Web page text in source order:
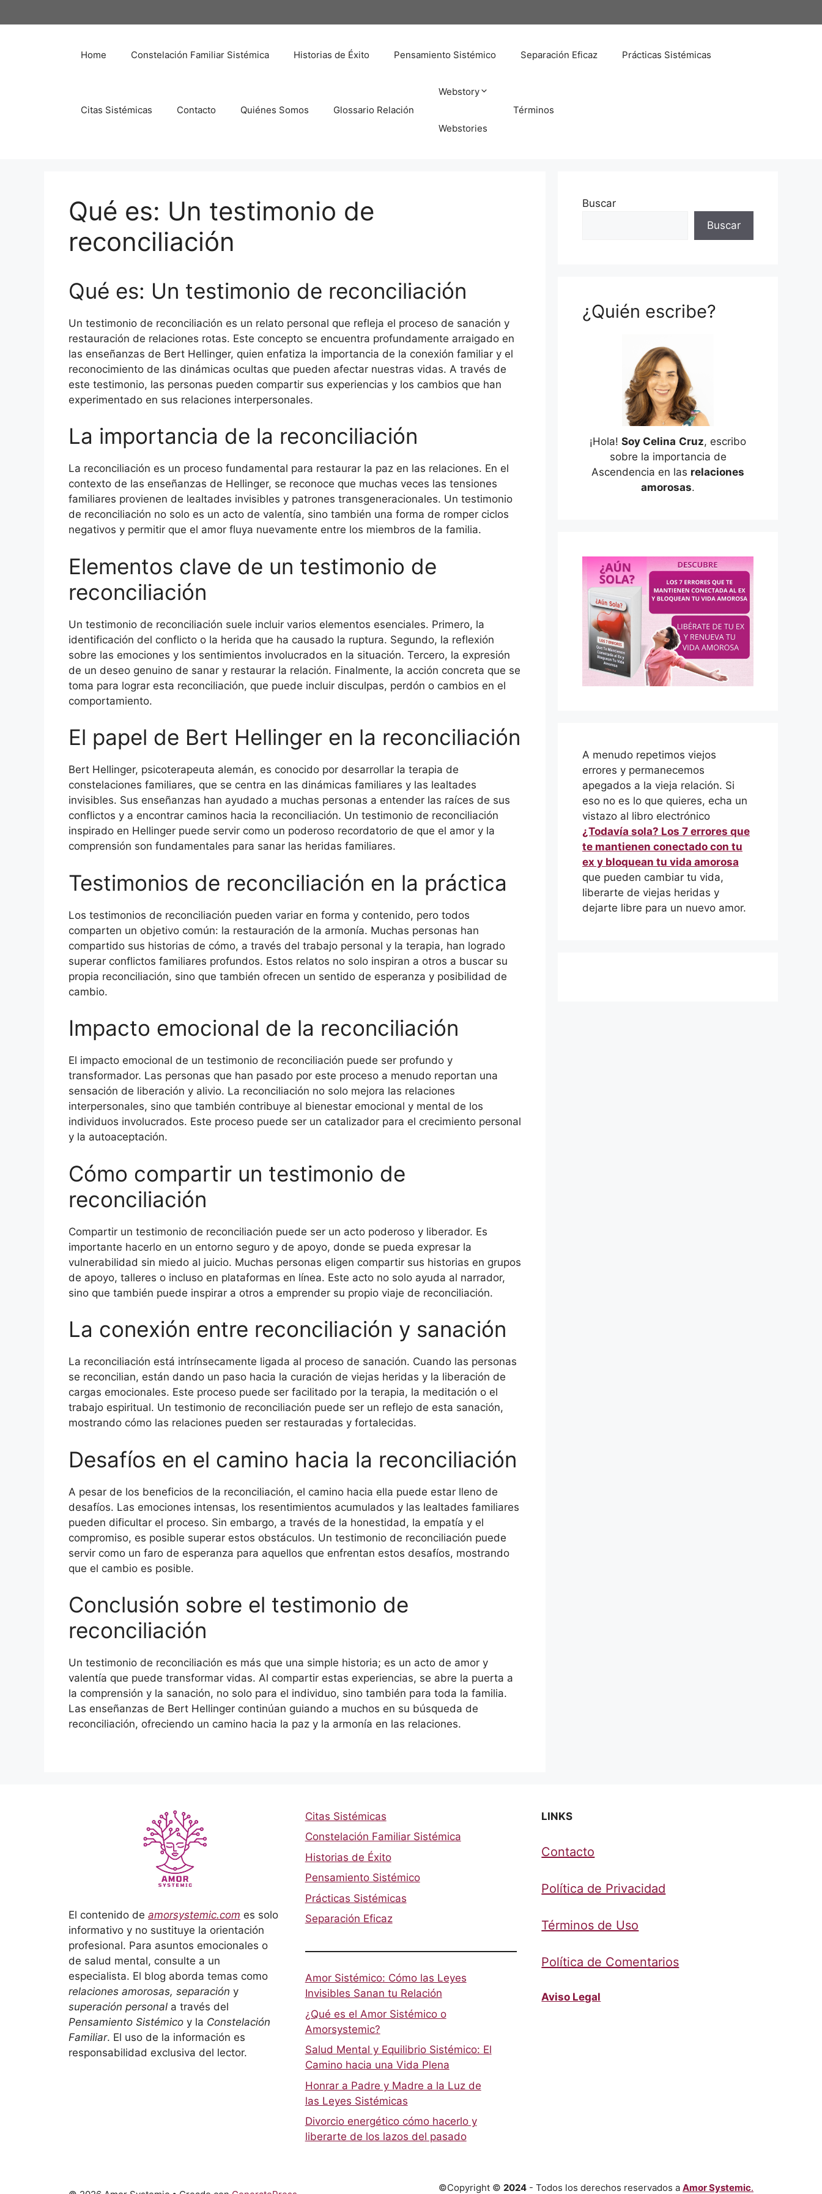
al
Home Constelación Familiar Sistémica Historias de Éxito Pensamiento Sistémico Separación Eficaz Prácticas Sistémicas
Citas Sistémicas Contacto Quiénes Somos Glossario Relación
Webstory
Webstories
Términos
Qué es: Un testimonio de
reconciliación
Qué es: Un testimonio de reconciliación
Un testimonio de reconciliación es un relato personal que refleja el proceso de sanación y
restauración de relaciones rotas. Este concepto se encuentra profundamente arraigado en
las enseñanzas de Bert Hellinger, quien enfatiza la importancia de la conexión familiar y el
reconocimiento de las dinámicas ocultas que pueden afectar nuestras vidas. A través de
este testimonio, las personas pueden compartir sus experiencias y los cambios que han
experimentado en sus relaciones interpersonales.
La importancia de la reconciliación
La reconciliación es un proceso fundamental para restaurar la paz en las relaciones. En el
contexto de las enseñanzas de Hellinger, se reconoce que muchas veces las tensiones
familiares provienen de lealtades invisibles y patrones transgeneracionales. Un testimonio
de reconciliación no solo es un acto de valentía, sino también una forma de romper ciclos
negativos y permitir que el amor fluya nuevamente entre los miembros de la familia.
Elementos clave de un testimonio de
reconciliación
Un testimonio de reconciliación suele incluir varios elementos esenciales. Primero, la
identificación del conflicto o la herida que ha causado la ruptura. Segundo, la reflexión
sobre las emociones y los sentimientos involucrados en la situación. Tercero, la expresión
de un deseo genuino de sanar y restaurar la relación. Finalmente, la acción concreta que se
toma para lograr esta reconciliación, que puede incluir disculpas, perdón o cambios en el
comportamiento.
El papel de Bert Hellinger en la reconciliación
Bert Hellinger, psicoterapeuta alemán, es conocido por desarrollar la terapia de
constelaciones familiares, que se centra en las dinámicas familiares y las lealtades
invisibles. Sus enseñanzas han ayudado a muchas personas a entender las raíces de sus
conflictos y a encontrar caminos hacia la reconciliación. Un testimonio de reconciliación
inspirado en Hellinger puede servir como un poderoso recordatorio de que el amor y la
comprensión son fundamentales para sanar las heridas familiares.
Testimonios de reconciliación en la práctica
Los testimonios de reconciliación pueden variar en forma y contenido, pero todos
comparten un objetivo común: la restauración de la armonía. Muchas personas han
compartido sus historias de cómo, a través del trabajo personal y la terapia, han logrado
superar conflictos familiares profundos. Estos relatos no solo inspiran a otros a buscar su
propia reconciliación, sino que también ofrecen un sentido de esperanza y posibilidad de
cambio.
Impacto emocional de la reconciliación
El impacto emocional de un testimonio de reconciliación puede ser profundo y
transformador. Las personas que han pasado por este proceso a menudo reportan una
sensación de liberación y alivio. La reconciliación no solo mejora las relaciones
interpersonales, sino que también contribuye al bienestar emocional y mental de los
individuos involucrados. Este proceso puede ser un catalizador para el crecimiento personal
y la autoaceptación.
Cómo compartir un testimonio de
reconciliación
Compartir un testimonio de reconciliación puede ser un acto poderoso y liberador. Es
importante hacerlo en un entorno seguro y de apoyo, donde se pueda expresar la
vulnerabilidad sin miedo al juicio. Muchas personas eligen compartir sus historias en grupos
de apoyo, talleres o incluso en plataformas en línea. Este acto no solo ayuda al narrador,
sino que también puede inspirar a otros a emprender su propio viaje de reconciliación.
La conexión entre reconciliación y sanación
La reconciliación está intrínsecamente ligada al proceso de sanación. Cuando las personas
se reconcilian, están dando un paso hacia la curación de viejas heridas y la liberación de
cargas emocionales. Este proceso puede ser facilitado por la terapia, la meditación o el
trabajo espiritual. Un testimonio de reconciliación puede ser un reflejo de esta sanación,
mostrando cómo las relaciones pueden ser restauradas y fortalecidas.
Desafíos en el camino hacia la reconciliación
A pesar de los beneficios de la reconciliación, el camino hacia ella puede estar lleno de
desafíos. Las emociones intensas, los resentimientos acumulados y las lealtades familiares
pueden dificultar el proceso. Sin embargo, a través de la honestidad, la empatía y el
compromiso, es posible superar estos obstáculos. Un testimonio de reconciliación puede
servir como un faro de esperanza para aquellos que enfrentan estos desafíos, mostrando
que el cambio es posible.
Conclusión sobre el testimonio de
reconciliación
Un testimonio de reconciliación es más que una simple historia; es un acto de amor y
valentía que puede transformar vidas. Al compartir estas experiencias, se abre la puerta a
la comprensión y la sanación, no solo para el individuo, sino también para toda la familia.
Las enseñanzas de Bert Hellinger continúan guiando a muchos en su búsqueda de
reconciliación, ofreciendo un camino hacia la paz y la armonía en las relaciones.
Buscar
Buscar
¿Quién escribe?
¡Hola! Soy Celina Cruz, escribo
sobre la importancia de
Ascendencia en las relaciones
amorosas.
A menudo repetimos viejos
errores y permanecemos
apegados a la vieja relación. Si
eso no es lo que quieres, echa un
vistazo al libro electrónico
¿Todavía sola? Los 7 errores que
te mantienen conectado con tu
ex y bloquean tu vida amorosa
que pueden cambiar tu vida,
liberarte de viejas heridas y
dejarte libre para un nuevo amor.
El contenido de amorsystemic.com es solo
informativo y no sustituye la orientación
profesional. Para asuntos emocionales o
de salud mental, consulte a un
especialista. El blog aborda temas como
relaciones amorosas, separación y
superación personal a través del
Pensamiento Sistémico y la Constelación
Familiar. El uso de la información es
responsabilidad exclusiva del lector.
Citas Sistémicas
Constelación Familiar Sistémica
Historias de Éxito
Pensamiento Sistémico
Prácticas Sistémicas
Separación Eficaz
Amor Sistémico: Cómo las Leyes
Invisibles Sanan tu Relación
¿Qué es el Amor Sistémico o
Amorsystemic?
Salud Mental y Equilibrio Sistémico: El
Camino hacia una Vida Plena
Honrar a Padre y Madre a la Luz de
las Leyes Sistémicas
Divorcio energético cómo hacerlo y
liberarte de los lazos del pasado
LINKS
Contacto
Política de Privacidad
Términos de Uso
Política de Comentarios
Aviso Legal
©Copyright © 2024 - Todos los derechos reservados a Amor Systemic.